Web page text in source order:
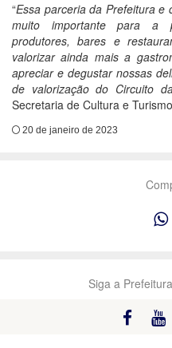
“Essa parceria da Prefeitura e
muito importante para a
produtores, bares e
valorizar ainda mais a
apreciar e degustar nossas
de valorização do Circuito
Secretaria de Cultura e
20 de janeiro de 2023
Siga a